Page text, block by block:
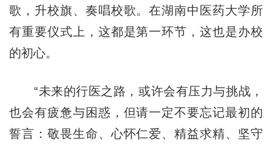
歌，升校旗、奏唱校歌。在湖南中医药大学所
有重要仪式上，这都是第一环节，这也是办校
的初心。
“未来的行医之路，或许会有压力与挑战，
也会有疲惫与困惑，但请一定不要忘记最初的
誓言：敬畏生命、心怀仁爱、精益求精、坚守